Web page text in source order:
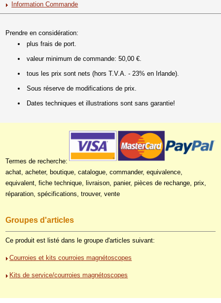
Information Commande
Prendre en considération:
plus frais de port.
valeur minimum de commande: 50,00 €.
tous les prix sont nets (hors T.V.A. - 23% en Irlande).
Sous réserve de modifications de prix.
Dates techniques et illustrations sont sans garantie!
Termes de recherche:
achat, acheter, boutique, catalogue, commander, equivalence,
equivalent, fiche technique, livraison, panier, pièces de rechange, prix,
réparation, spécifications, trouver, vente
Groupes d'articles
Ce produit est listé dans le groupe d'articles suivant:
Courroies et kits courroies magnétoscopes
Kits de service/courroies magnétoscopes